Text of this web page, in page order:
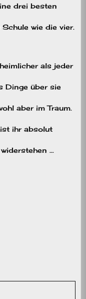
drei besten
wie die vier.
als jeder
Dinge über sie
aber im Traum.
ihr absolut
…